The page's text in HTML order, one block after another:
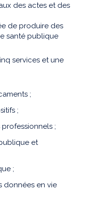
des actes et des
de produire des
santé publique
services et une
;
;
;
et
;
données en vie